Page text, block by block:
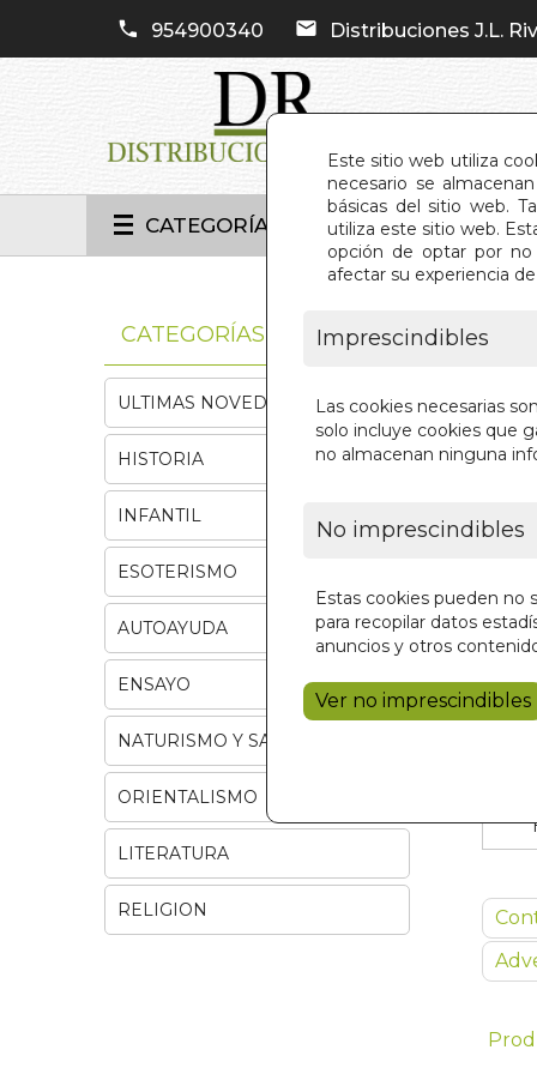
Este sitio web utiliza
necesario se
básicas del sitio web.
utiliza este sitio web.
opción de optar por no
afectar su experiencia
Imprescindibles
Las cookies necesarias
solo incluye cookies que
no almacenan ninguna
No imprescindibles
Estas cookies pueden no
para recopilar datos
anuncios y otros
Ver no imprescindibles
954900340 Distribuciones J.L.
CATEGORÍAS
CATEGORÍAS
ULTIMAS NOVEDADES
HISTORIA
INFANTIL
ESOTERISMO
AUTOAYUDA
ENSAYO
NATURISMO Y SALUD
ORIENTALISMO
LITERATURA
RELIGION